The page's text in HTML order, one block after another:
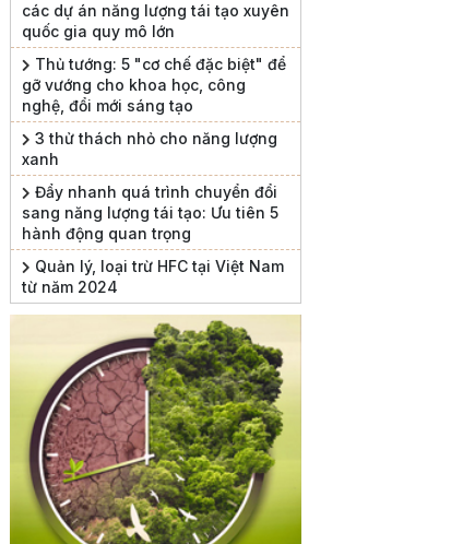
các dự án năng lượng tái tạo xuyên
quốc gia quy mô lớn
Thủ tướng: 5 "cơ chế đặc biệt" để
gỡ vướng cho khoa học, công
nghệ, đổi mới sáng tạo
3 thử thách nhỏ cho năng lượng
xanh
Đẩy nhanh quá trình chuyển đổi
sang năng lượng tái tạo: Ưu tiên 5
hành động quan trọng
Quản lý, loại trừ HFC tại Việt Nam
từ năm 2024